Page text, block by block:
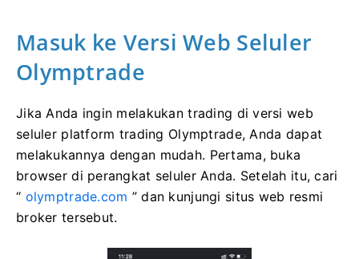
Masuk ke Versi Web Seluler
Olymptrade
Jika Anda ingin melakukan trading di versi web
seluler platform trading Olymptrade, Anda dapat
melakukannya dengan mudah. ​​Pertama, buka
browser di perangkat seluler Anda. Setelah itu, cari
“ olymptrade.com ” dan kunjungi situs web resmi
broker tersebut.